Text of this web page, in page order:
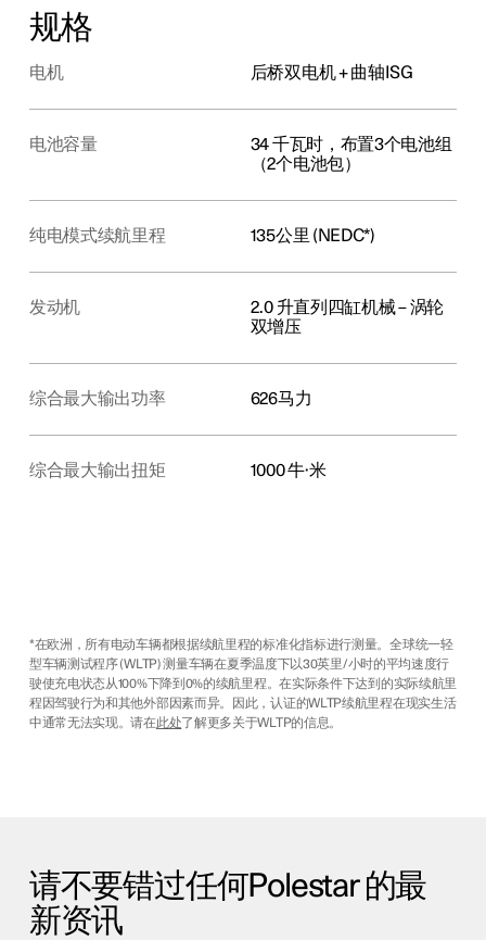
规格
电机 后桥双电机 + 曲轴ISG
电池容量
34 千瓦时，布置3个电池组
（2个电池包）
纯电模式续航里程 135公里 (NEDC*)
发动机
2.0 升直列四缸机械 – 涡轮
双增压
综合最大输出功率 626马力
综合最大输出扭矩 1000 牛∙米
*在欧洲，所有电动车辆都根据续航里程的标准化指标进行测量。全球统一轻
型车辆测试程序 (WLTP) 测量车辆在夏季温度下以30英里/小时的平均速度行
驶使充电状态从100%下降到0%的续航里程。在实际条件下达到的实际续航里
程因驾驶行为和其他外部因素而异。因此，认证的WLTP续航里程在现实生活
中通常无法实现。请在此处 了解更多关于WLTP的信息。
请不要错过任何Polestar 的最
新资讯